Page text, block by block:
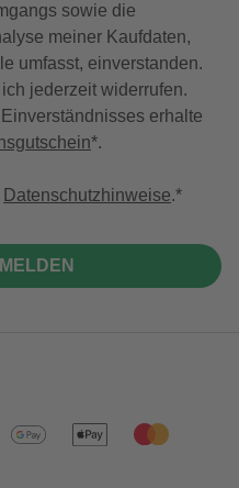
sowie die
meiner Kaufdaten,
umfasst, einverstanden.
jederzeit widerrufen.
erhalte
*.
Datenschutzhinweise.